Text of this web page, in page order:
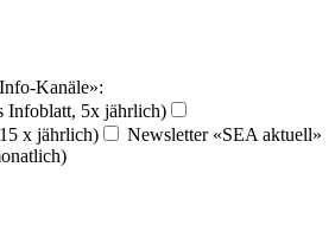
Kanäle»:
Infoblatt, 5x jährlich)
x jährlich)
Newsletter «SEA aktuell»